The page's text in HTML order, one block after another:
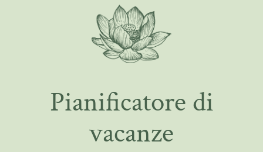
Pianificatore di
vacanze